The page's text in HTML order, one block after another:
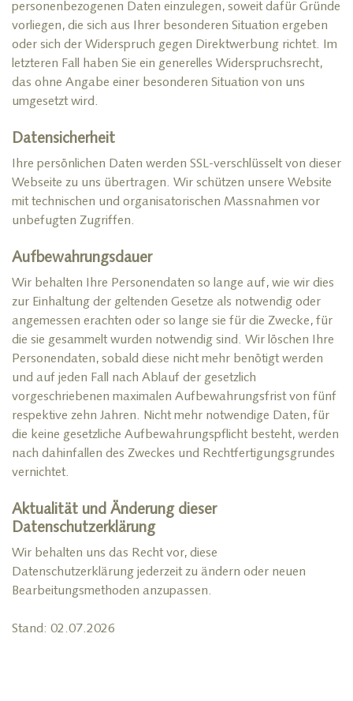
personenbezogenen Daten einzulegen, soweit dafür Gründe
vorliegen, die sich aus Ihrer besonderen Situation ergeben
oder sich der Widerspruch gegen Direktwerbung richtet. Im
letzteren Fall haben Sie ein generelles Widerspruchsrecht,
das ohne Angabe einer besonderen Situation von uns
umgesetzt wird.
Datensicherheit
Ihre persönlichen Daten werden SSL-verschlüsselt von dieser
Webseite zu uns übertragen. Wir schützen unsere Website
mit technischen und organisatorischen Massnahmen vor
unbefugten Zugriffen.
Aufbewahrungsdauer
Wir behalten Ihre Personendaten so lange auf, wie wir dies
zur Einhaltung der geltenden Gesetze als notwendig oder
angemessen erachten oder so lange sie für die Zwecke, für
die sie gesammelt wurden notwendig sind. Wir löschen Ihre
Personendaten, sobald diese nicht mehr benötigt werden
und auf jeden Fall nach Ablauf der gesetzlich
vorgeschriebenen maximalen Aufbewahrungsfrist von fünf
respektive zehn Jahren. Nicht mehr notwendige Daten, für
die keine gesetzliche Aufbewahrungspflicht besteht, werden
nach dahinfallen des Zweckes und Rechtfertigungsgrundes
vernichtet.
Aktualität und Änderung dieser
Datenschutzerklärung
Wir behalten uns das Recht vor, diese
Datenschutzerklärung jederzeit zu ändern oder neuen
Bearbeitungsmethoden anzupassen.
Stand: 02.07.2026